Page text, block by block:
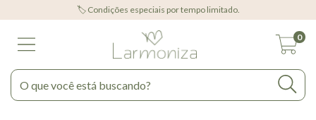
🏷️ Condições especiais por tempo limitado.
0